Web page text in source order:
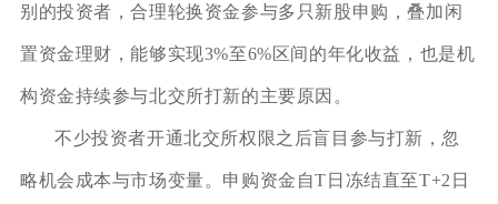
别的投资者，合理轮换资金参与多只新股申购，叠加闲
置资金理财，能够实现3%至6%区间的年化收益，也是机
构资金持续参与北交所打新的主要原因。
不少投资者开通北交所权限之后盲目参与打新，忽
略机会成本与市场变量。申购资金自T日冻结直至T+2日